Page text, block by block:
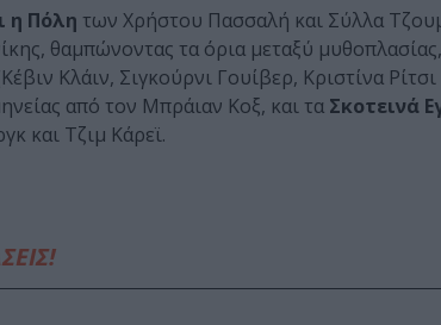
η Πόλη των Χρήστου Πασσαλή και Σύλλα
θαμπώνοντας τα όρια μεταξύ
Κλάιν, Σιγκούρνι Γουίβερ, Κριστίνα
από τον Μπράιαν Κοξ, και τα Σκοτεινά
και Τζιμ Κάρεϊ.